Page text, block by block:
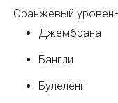
Оранжевый
Джембрана
Бангли
Булеленг